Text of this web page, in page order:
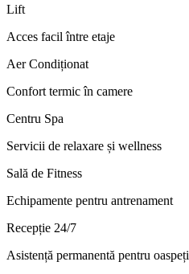
Lift
Acces facil între etaje
Aer Condiționat
Confort termic în camere
Centru Spa
Servicii de relaxare și wellness
Sală de Fitness
Echipamente pentru antrenament
Recepție 24/7
Asistență permanentă pentru oaspeți